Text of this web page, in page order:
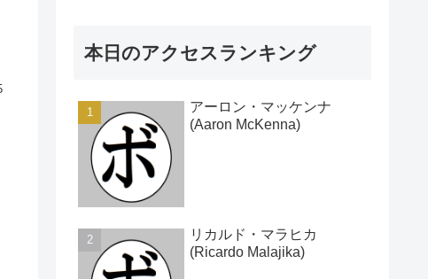
本日のアクセスランキング
アーロン・マッケンナ
(Aaron McKenna)
リカルド・マラヒカ
(Ricardo Malajika)